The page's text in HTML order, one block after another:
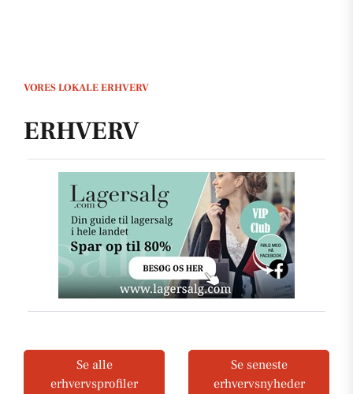
VORES LOKALE ERHVERV
ERHVERV
Se alle
erhvervsprofiler
Se seneste
erhvervsnyheder